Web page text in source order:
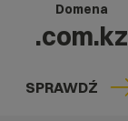
Domena
.com.kz
SPRAWDŹ